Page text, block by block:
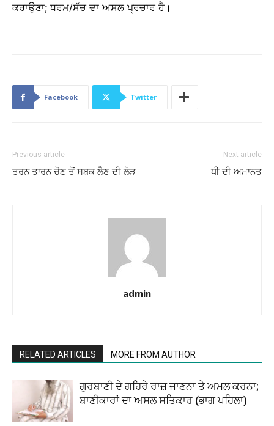
ਕਰਾਉਣਾ; ਧਰਮ/ਸੱਚ ਦਾ ਅਸਲ ਪ੍ਰਚਾਰ ਹੈ।
Facebook Twitter
Previous article
ਤਰਨ ਤਾਰਨ ਚੋਣ ਤੋਂ ਸਬਕ ਲੈਣ ਦੀ ਲੋੜ
Next article
ਧੀ ਦੀ ਅਮਾਨਤ
admin
RELATED ARTICLES MORE FROM AUTHOR
ਗੁਰਬਾਣੀ ਦੇ ਗਹਿਰੇ ਰਾਜ਼ ਜਾਣਨਾ ਤੇ ਅਮਲ ਕਰਨਾ;
ਬਾਣੀਕਾਰਾਂ ਦਾ ਅਸਲ ਸਤਿਕਾਰ (ਭਾਗ ਪਹਿਲਾ)